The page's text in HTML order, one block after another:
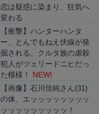
恋は疑惑に染まり、狂気へ
変わる
【衝撃】ハンターハンタ
ー、とんでもねえ伏線が発
掘される。クルタ族の虐殺
犯人がツェリードニヒだっ
た模様！
NEW!
【画像】石川佳純さん(31)
の体、エッッッッッッッッ
ッッッッッッッッッ！